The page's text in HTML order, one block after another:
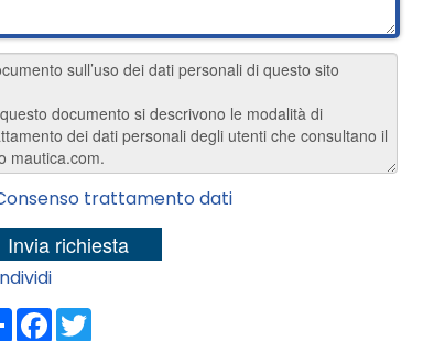
trattamento dati
ShareFacebook